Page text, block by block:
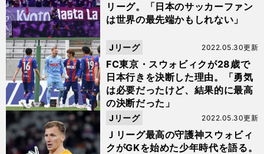
リーグ。「日本のサッカーファン
は世界の最先端かもしれない」
FC東京・スウォビィクが28歳で
日本行きを決断した理由。「勇気
は必要だったけど、結果的に最高
の決断だった」
2022.05.30更新
Jリーグ
Ｊリーグ最高の守護神スウォビィ
クがGKを始めた少年時代を語る。
2022.05.30更新
Jリーグ